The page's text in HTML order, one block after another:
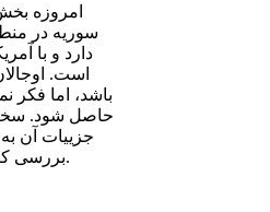
امروزه
سوریه در
دارد و با
است.
باشد، اما فکر
حاصل شود.
جزییات آن
بررسی کارشناسان قرار نگرفته است.